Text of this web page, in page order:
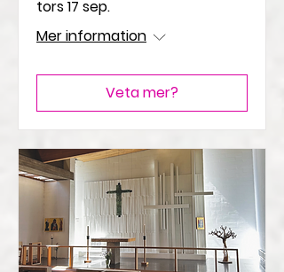
tors 17 sep.
Mer information
Veta mer?